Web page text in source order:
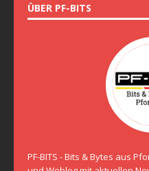
ÜBER PF-BITS
PF-BITS - Bits & Bytes aus